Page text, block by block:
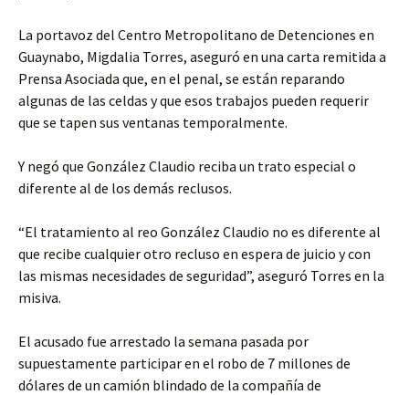
La portavoz del Centro Metropolitano de Detenciones en
Guaynabo, Migdalia Torres, aseguró en una carta remitida a
Prensa Asociada que, en el penal, se están reparando
algunas de las celdas y que esos trabajos pueden requerir
que se tapen sus ventanas temporalmente.
Y negó que González Claudio reciba un trato especial o
diferente al de los demás reclusos.
“El tratamiento al reo González Claudio no es diferente al
que recibe cualquier otro recluso en espera de juicio y con
las mismas necesidades de seguridad”, aseguró Torres en la
misiva.
El acusado fue arrestado la semana pasada por
supuestamente participar en el robo de 7 millones de
dólares de un camión blindado de la compañía de